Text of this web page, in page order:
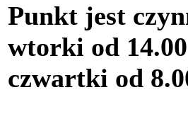
Punkt jest
wtorki od
czwartki od